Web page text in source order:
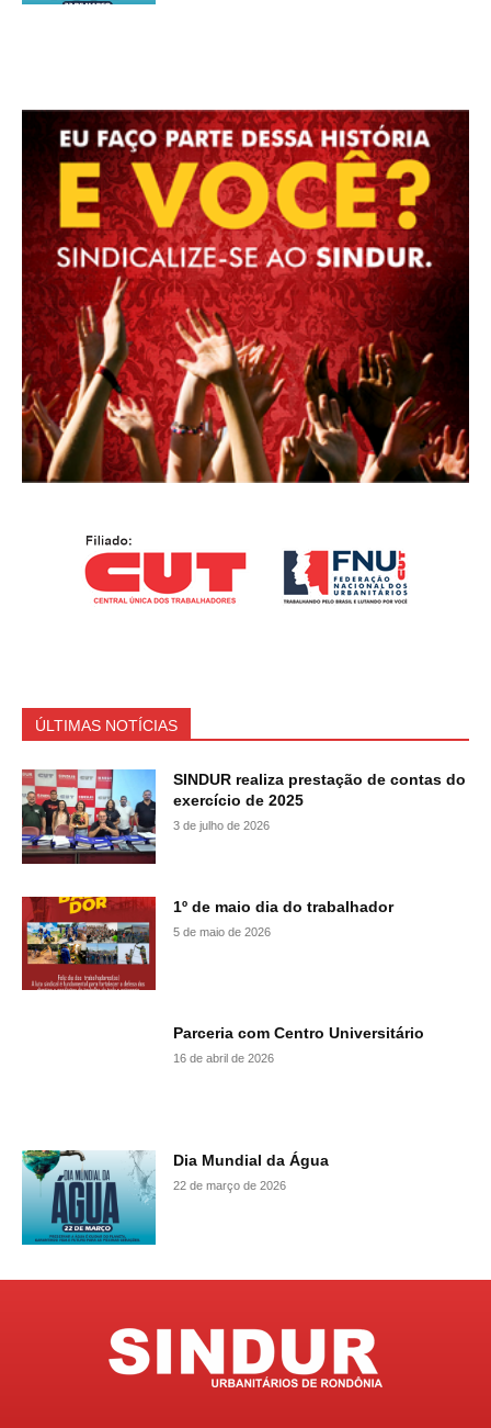
ÚLTIMAS NOTÍCIAS
SINDUR realiza prestação de contas do
exercício de 2025
3 de julho de 2026
1º de maio dia do trabalhador
5 de maio de 2026
Parceria com Centro Universitário
16 de abril de 2026
Dia Mundial da Água
22 de março de 2026